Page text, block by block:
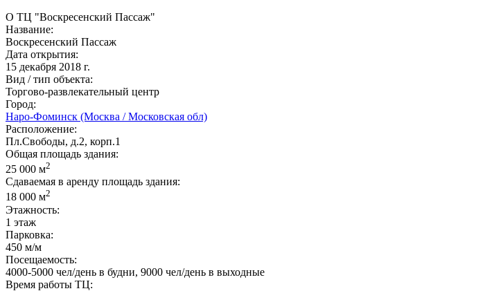
О ТЦ "Воскресенский Пассаж"
Название:
Воскресенский Пассаж
Дата открытия:
15 декабря 2018 г.
Вид / тип объекта:
Торгово-развлекательный центр
Город:
Наро-Фоминск (Москва / Московская обл)
Расположение:
Пл.Свободы, д.2, корп.1
Общая площадь здания:
25 000 м2
Сдаваемая в аренду площадь здания:
18 000 м2
Этажность:
1 этаж
Парковка:
450 м/м
Посещаемость:
4000-5000 чел/день в будни, 9000 чел/день в выходные
Время работы ТЦ: